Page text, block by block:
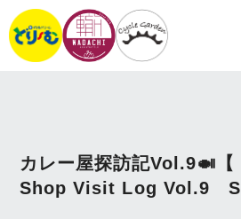
カレー屋探訪記Vol.9🍛
Shop Visit Log Vol.9